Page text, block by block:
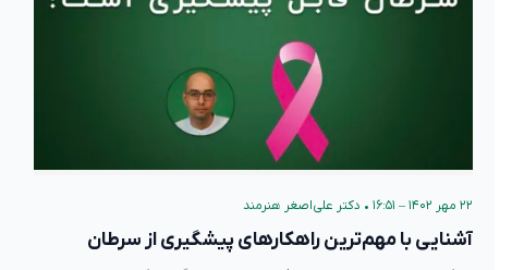
۲۲ مهر ۱۴۰۲ – ۱۶:۵۱ • دکتر علی‌اصغر هنرمند
آشنایی با مهم‌ترین راهکارهای پیشگیری از سرطان